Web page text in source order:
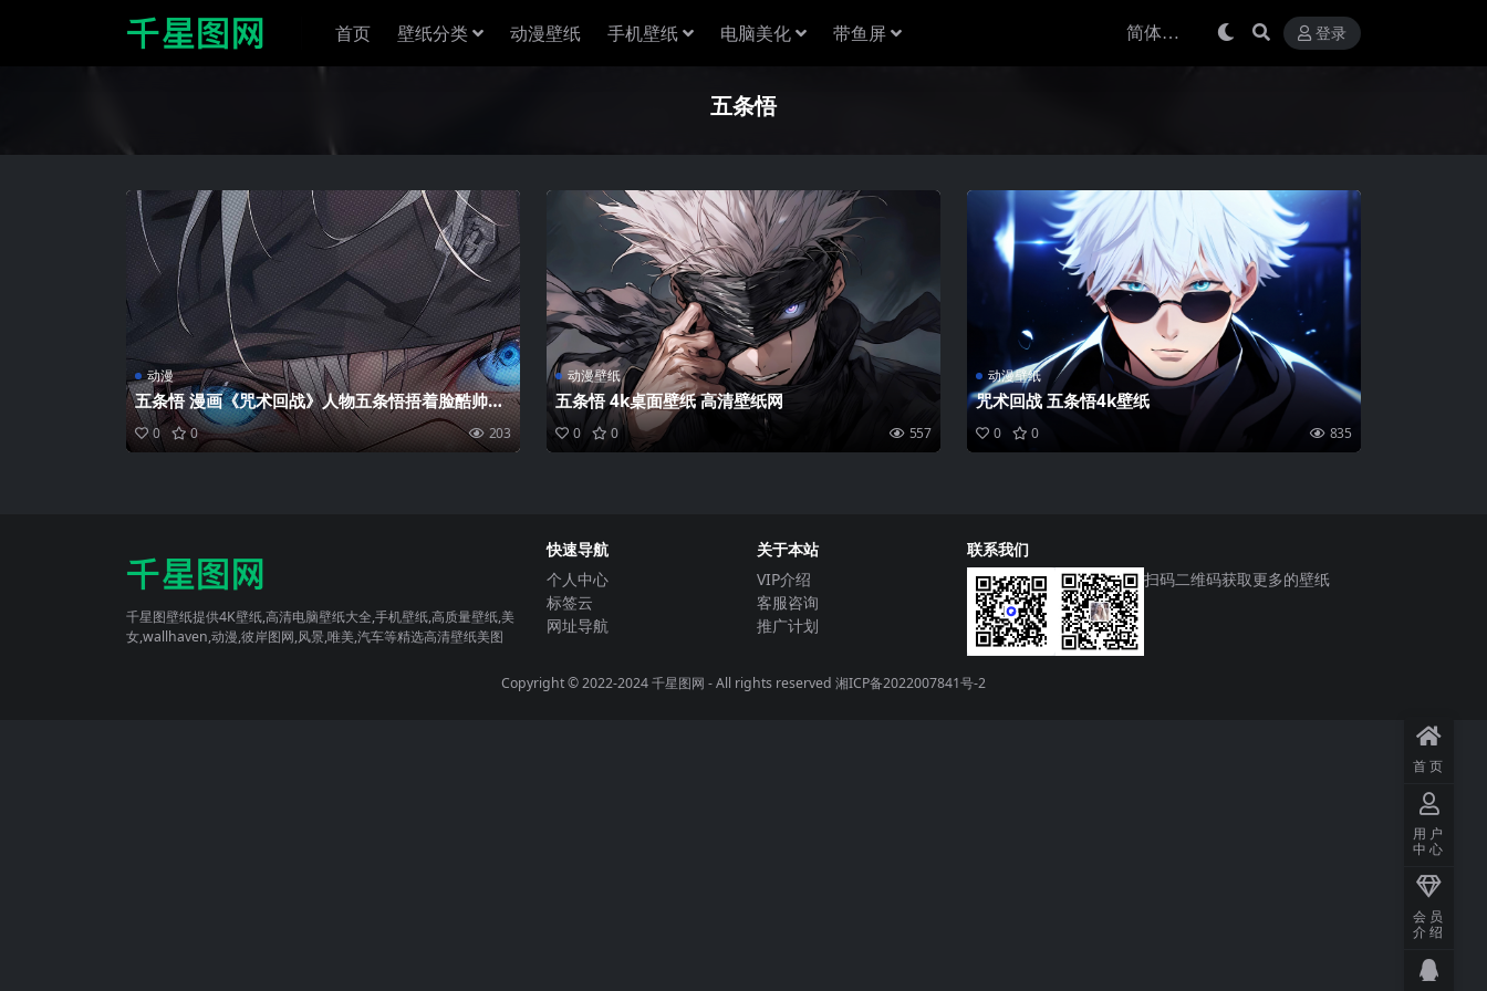
首页 壁纸分类 动漫壁纸 手机壁纸 电脑美化 带鱼屏 登录
五条悟
动漫
五条悟 漫画《咒术回战》人物五条悟捂着脸酷帅手
机壁纸图片
0 0 203
动漫壁纸
五条悟 4k桌面壁纸 高清壁纸网
0 0 557
动漫壁纸
咒术回战 五条悟4k壁纸
0 0 835
千星图壁纸提供4K壁纸,高清电脑壁纸大全,手机壁纸,高质量壁纸,美
女,wallhaven,动漫,彼岸图网,风景,唯美,汽车等精选高清壁纸美图
快速导航
个人中心
标签云
网址导航
关于本站
VIP介绍
客服咨询
推广计划
联系我们
扫码二维码获取更多的壁纸
Copyright © 2022-2024千星图网 - All rights reserved 湘ICP备2022007841号-2
首页
用户
中心
会员
介绍